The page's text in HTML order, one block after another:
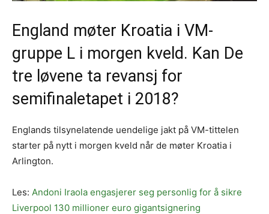
England møter Kroatia i VM-
gruppe L i morgen kveld. Kan De
tre løvene ta revansj for
semifinaletapet i 2018?
Englands tilsynelatende uendelige jakt på VM-tittelen
starter på nytt i morgen kveld når de møter Kroatia i
Arlington.
Les: Andoni Iraola engasjerer seg personlig for å sikre
Liverpool 130 millioner euro gigantsignering